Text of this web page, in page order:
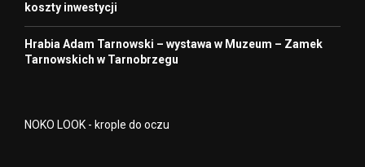
koszty inwestycji
Hrabia Adam Tarnowski – wystawa w Muzeum – Zamek
Tarnowskich w Tarnobrzegu
NOKO LOOK - krople do oczu